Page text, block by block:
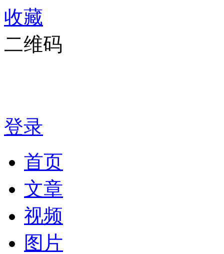
收藏
二维码
登录
首页
文章
视频
图片